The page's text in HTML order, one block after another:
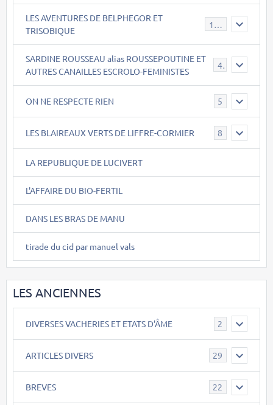
LES AVENTURES DE BELPHEGOR ET
TRISOBIQUE
SARDINE ROUSSEAU alias ROUSSEPOUTINE ET
AUTRES CANAILLES ESCROLO-FEMINISTES
40
ON NE RESPECTE RIEN 5
LES BLAIREAUX VERTS DE LIFFRE-CORMIER 8
LA REPUBLIQUE DE LUCIVERT
L'AFFAIRE DU BIO-FERTIL
DANS LES BRAS DE MANU
tirade du cid par manuel vals
LES ANCIENNES
DIVERSES VACHERIES ET ETATS D'ÂME 2
ARTICLES DIVERS 29
BREVES 22